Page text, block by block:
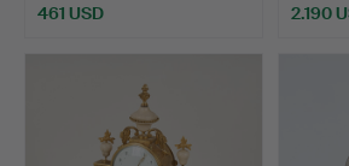
461 USD 2.190